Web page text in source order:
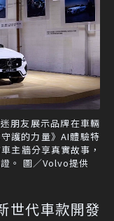
朋友展示品牌在車輛
護的力量》AI體驗特
主牆分享真實故事，
。 圖／Volvo提供
世代車款開發